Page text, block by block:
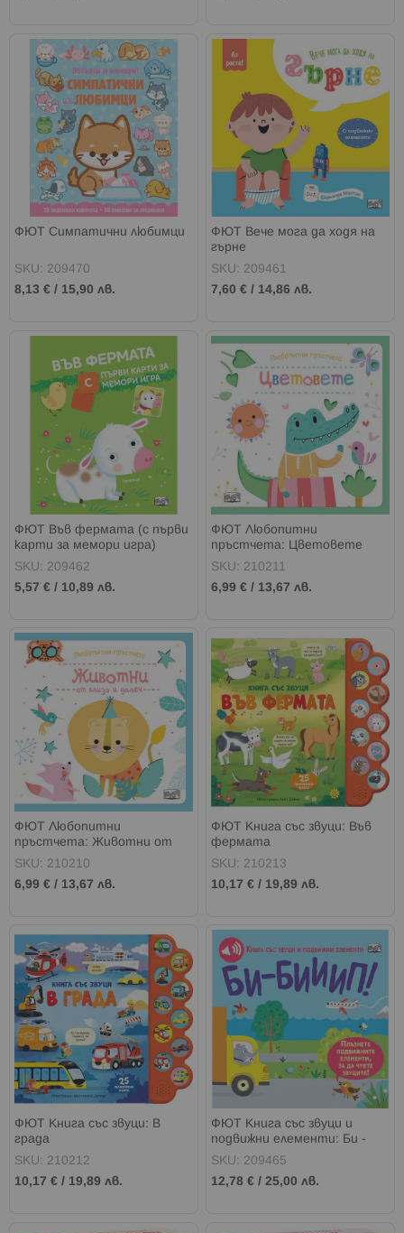
ФЮТ Симпатични любимци
SKU: 209470
8,13 € / 15,90 лв.
ФЮТ Вече мога да ходя на
гърне
SKU: 209461
7,60 € / 14,86 лв.
ФЮТ Във фермата (с първи
карти за мемори игра)
SKU: 209462
5,57 € / 10,89 лв.
ФЮТ Любопитни
пръстчета: Цветовете
SKU: 210211
6,99 € / 13,67 лв.
ФЮТ Любопитни
пръстчета: Животни от
близо и далеч
SKU: 210210
6,99 € / 13,67 лв.
ФЮТ Книга със звуци: Във
фермата
SKU: 210213
10,17 € / 19,89 лв.
ФЮТ Книга със звуци: В
града
SKU: 210212
10,17 € / 19,89 лв.
ФЮТ Книга със звуци и
подвижни елементи: Би -
бииип!
SKU: 209465
12,78 € /25,00 лв.